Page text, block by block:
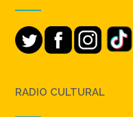
RADIO CULTURAL